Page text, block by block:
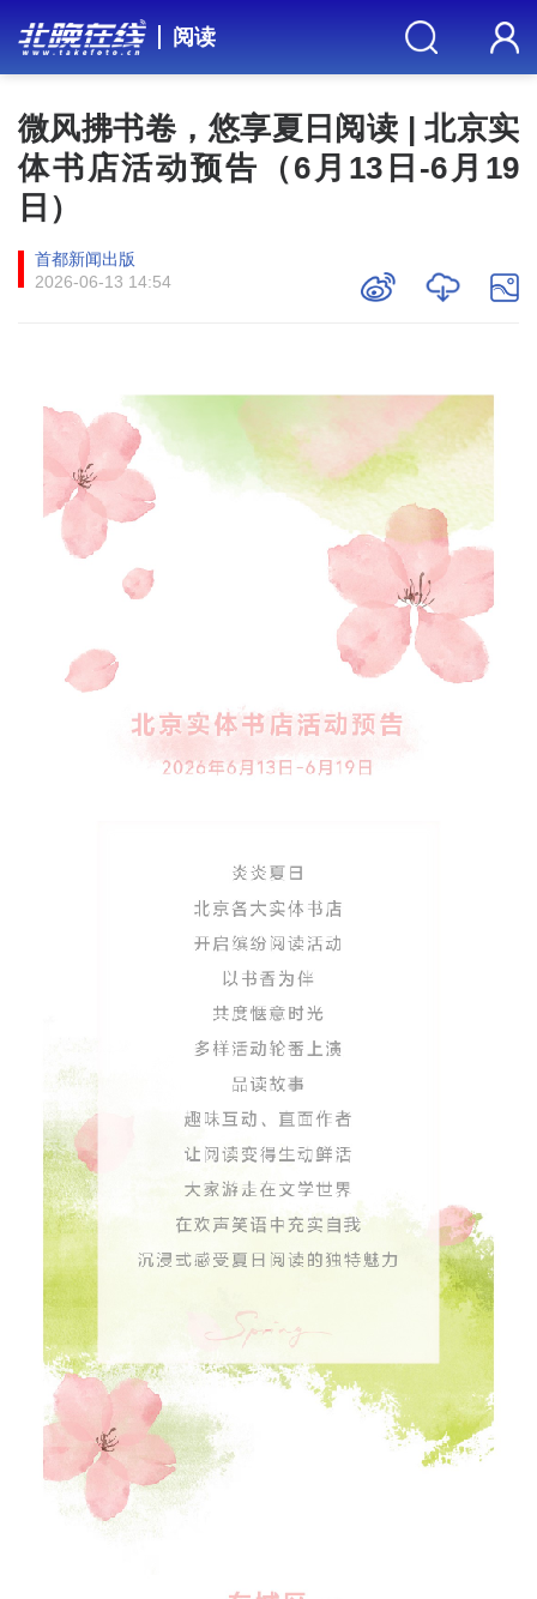
阅读
微风拂书卷，悠享夏日阅读 | 北京实
体书店活动预告（6月13日-6月19
日）
首都新闻出版
2026-06-13 14:54